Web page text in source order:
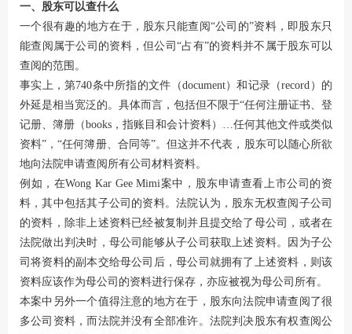
一、股东可以查什么
一个很有趣的地方在于，股东只能查阅“公司的”资料，即股东只
能查阅属于公司的资料，但公司“占有”的资料并不属于股东可以
查阅的范围。
事实上，第740条中所指的文件（document）和记录（record）的
外延是相当宽泛的。具体而言，包括但不限于“任何注册证书、登
记册、簿册（books，指账目和会计资料）…任何其他文件或类似
资料”，“任何簿册、合同等”。但这并不代表，股东可以随心所欲
地向法院申请查阅所有公司材料资料。
例如，在Wong Kar Gee Mimi案中，股东申请查看上市公司的资
料，其中包括其子公司的资料。法院认为，股东无权查阅子公司
的资料，除非上述资料已经被复制并且提交给了母公司，或者在
法院做出判决时，母公司能够从子公司获取上述资料。因为子公
司将资料的副本交给母公司后，母公司就拥有了上述资料，则该
资料应该作为母公司的资料进行保存，亦应被视为母公司所有。
本案中另外一个值得注意的地方在于，股东向法院申请查阅了很
多公司资料，而法院并没有全部准许。法院判决股东有权查阅公